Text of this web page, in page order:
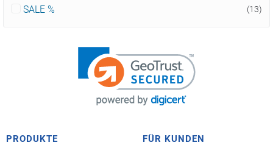
SALE % (13)
PRODUKTE FÜR KUNDEN